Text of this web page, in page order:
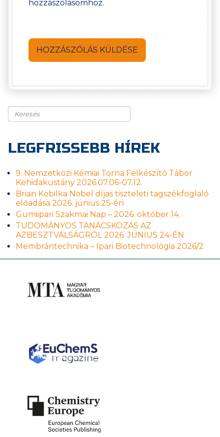
hozzászólásomhoz.
Keresés
LEGFRISSEBB HÍREK
9. Nemzetközi Kémiai Torna Felkészítő Tábor
Kehidakustány 2026.07.06-07.12.
Brian Kobilka Nobel díjas tiszteleti tagszékfoglaló
előadása 2026. június 25-én
Gumiipari Szakmai Nap – 2026. október 14.
TUDOMÁNYOS TANÁCSKOZÁS AZ
AZBESZTVÁLSÁGRÓL 2026. JÚNIUS 24-ÉN
Membrántechnika – Ipari Biotechnológia 2026/2